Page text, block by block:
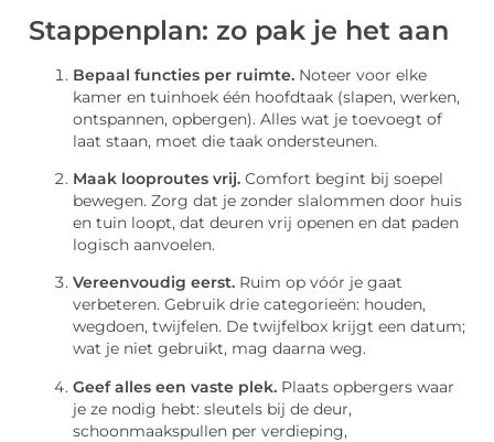
Stappenplan: zo pak je het aan
Bepaal functies per ruimte. Noteer voor elke
kamer en tuinhoek één hoofdtaak (slapen, werken,
ontspannen, opbergen). Alles wat je toevoegt of
laat staan, moet die taak ondersteunen.
Maak looproutes vrij. Comfort begint bij soepel
bewegen. Zorg dat je zonder slalommen door huis
en tuin loopt, dat deuren vrij openen en dat paden
logisch aanvoelen.
Vereenvoudig eerst. Ruim op vóór je gaat
verbeteren. Gebruik drie categorieën: houden,
wegdoen, twijfelen. De twijfelbox krijgt een datum;
wat je niet gebruikt, mag daarna weg.
Geef alles een vaste plek. Plaats opbergers waar
je ze nodig hebt: sleutels bij de deur,
schoonmaakspullen per verdieping,